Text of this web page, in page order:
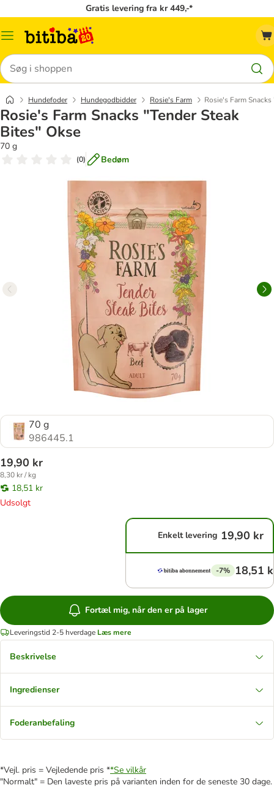
Gratis levering fra kr 449,-*
Menu
Søg
Hundefoder Hundegodbidder Rosie's Farm Rosie's Farm
Rosie's Farm Snacks "Tender Steak
Bites" Okse
70 g
(0) Bedøm
70 g
986445.1
19,90 kr
8,30 kr / kg
18,51 kr
Udsolgt
Enkelt levering 19,90 kr
-7% 18,51
Fortæl mig, når den er på lager
Leveringstid 2-5 hverdage Læs mere
Beskrivelse
Ingredienser
Foderanbefaling
*Vejl. pris = Vejledende pris **Se vilkår
"Normalt" = Den laveste pris på varianten inden for de seneste 30 dage.